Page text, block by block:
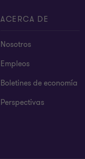
ACERCA DE
Nosotros
Empleos
Boletines de economía
Perspectivas